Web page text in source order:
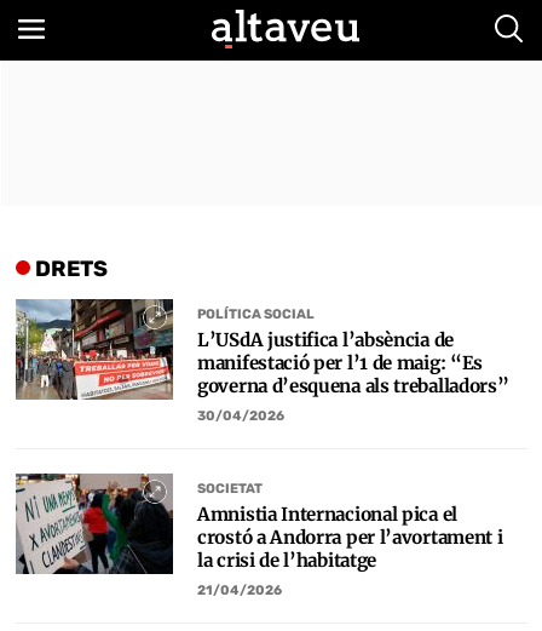
DRETS
POLÍTICA SOCIAL
L’USdA justifica l’absència de
manifestació per l’1 de maig: “Es
governa d’esquena als treballadors”
30/04/2026
SOCIETAT
Amnistia Internacional pica el
crostó a Andorra per l’avortament i
la crisi de l’habitatge
21/04/2026